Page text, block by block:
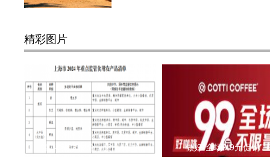
精彩图片
强化科学理念，突出智慧 做好“全场9.9元促销”